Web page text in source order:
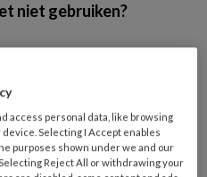
niet gebruiken?
bewijs is dat
Er zijn aanwijzingen
valt, maar we
de kwaliteit van je
access personal data, like browsing
Selecting I Accept enables
purposes shown under we and our
Reject All or withdrawing your